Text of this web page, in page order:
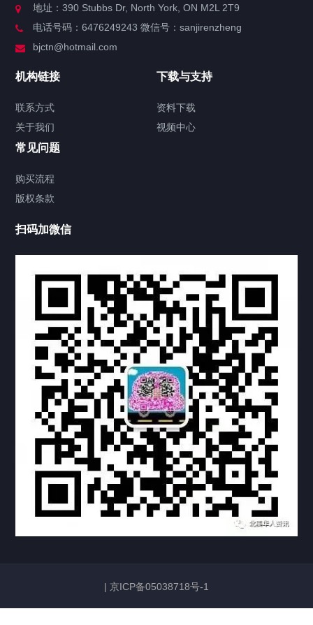
服务分类
签署类文件海牙认证程序费用
中国公证处海牙认证
热门标签 TAG
机构链接
联系方式 关于我们
下载与支持
资料下载 视频中心
购买流程 版权条款
地址：390 Stubbs Dr, North York, ON M2L 2T9
电话号码：6476249243 微信号：sanjirenzheng
bjctn@hotmail.com
机构链接
联系方式
关于我们
下载与支持
资料下载
视频中心
常见问题
购买流程
版权条款
扫码加微信
| 京ICP备05038718号-1